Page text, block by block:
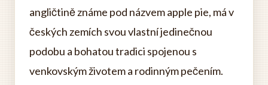
angličtině známe pod názvem apple pie, má v
českých zemích svou vlastní jedinečnou
podobu a bohatou tradici spojenou s
venkovským životem a rodinným pečením.